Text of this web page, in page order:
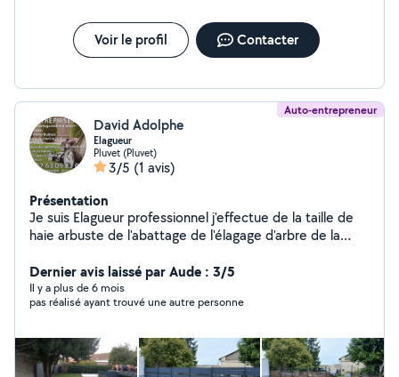
Voir le profil Contacter
Auto-entrepreneur
David Adolphe
Elagueur
Pluvet (Pluvet)
3/5 (1 avis)
Présentation
Je suis Elagueur professionnel j'effectue de la taille de
haie arbuste de l'abattage de l'élagage d'arbre de la
d'aménagement de jardin et je fais aussi de la
maçonnerie pose de clôture je fais ce métier depuis
plus de 15 ans travail sérieux et soigné
Dernier avis laissé par Aude : 3/5
Il y a plus de 6 mois
pas réalisé ayant trouvé une autre personne